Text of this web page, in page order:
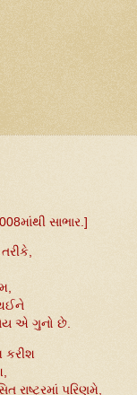
સાભાર.]
એ ગુનો છે.
કરીશ
રાષ્ટ્રમાં પરિણમે,